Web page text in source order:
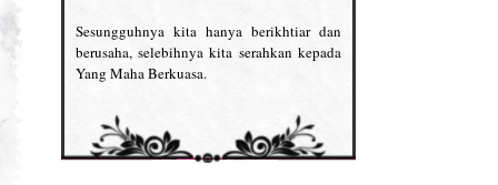
Sesungguhnya kita hanya berikhtiar dan
berusaha, selebihnya kita serahkan kepada
Yang Maha Berkuasa.